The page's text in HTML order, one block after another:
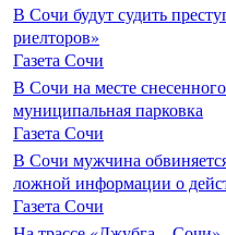
В Сочи будут судить
риелторов»
Газета Сочи
В Сочи на месте
муниципальная парковка
Газета Сочи
В Сочи мужчина
ложной информации о
Газета Сочи